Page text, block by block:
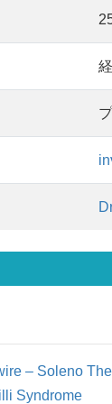
– Soleno
Syndrome